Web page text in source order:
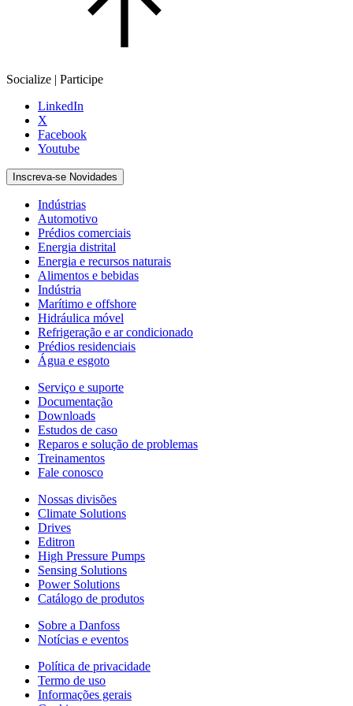
Socialize | Participe
LinkedIn
X
Facebook
Youtube
Inscreva-se Novidades
Indústrias
Automotivo
Prédios comerciais
Energia distrital
Energia e recursos naturais
Alimentos e bebidas
Indústria
Marítimo e offshore
Hidráulica móvel
Refrigeração e ar condicionado
Prédios residenciais
Água e esgoto
Serviço e suporte
Documentação
Downloads
Estudos de caso
Reparos e solução de problemas
Treinamentos
Fale conosco
Nossas divisões
Climate Solutions
Drives
Editron
High Pressure Pumps
Sensing Solutions
Power Solutions
Catálogo de produtos
Sobre a Danfoss
Notícias e eventos
Política de privacidade
Termo de uso
Informações gerais